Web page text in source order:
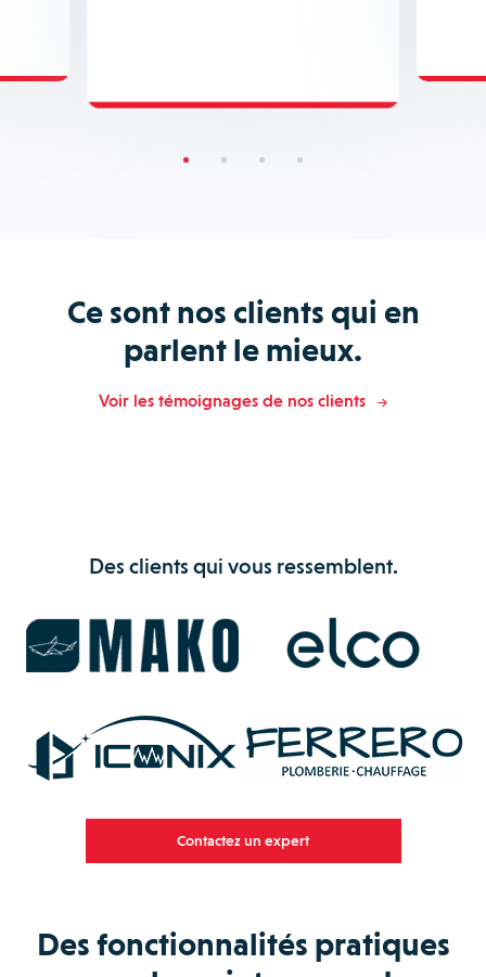
Ce sont nos clients qui en
parlent le mieux.
Voir les témoignages de nos clients
Des clients qui vous ressemblent.
Contactez un expert
Des fonctionnalités pratiques